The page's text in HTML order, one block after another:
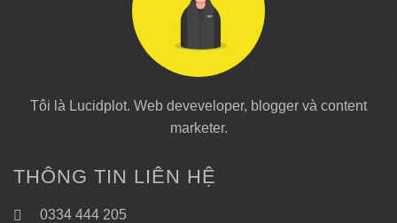
Tôi là Lucidplot. Web deveveloper, blogger và content
marketer.
THÔNG TIN LIÊN HỆ
0334 444 205